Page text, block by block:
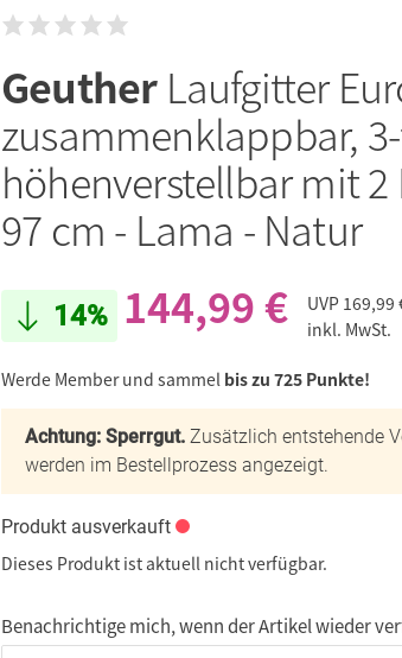
Geuther Laufgitter
zusammenklappbar,
höhenverstellbar mit 2
97 cm - Lama - Natur
14% 144,99 € UVP 169,99
inkl. MwSt.
Werde Member und sammel bis zu 725 Punkte!
Achtung: Sperrgut. Zusätzlich entstehende
werden im Bestellprozess angezeigt.
Produkt ausverkauft
Dieses Produkt ist aktuell nicht verfügbar.
Benachrichtige mich, wenn der Artikel wieder